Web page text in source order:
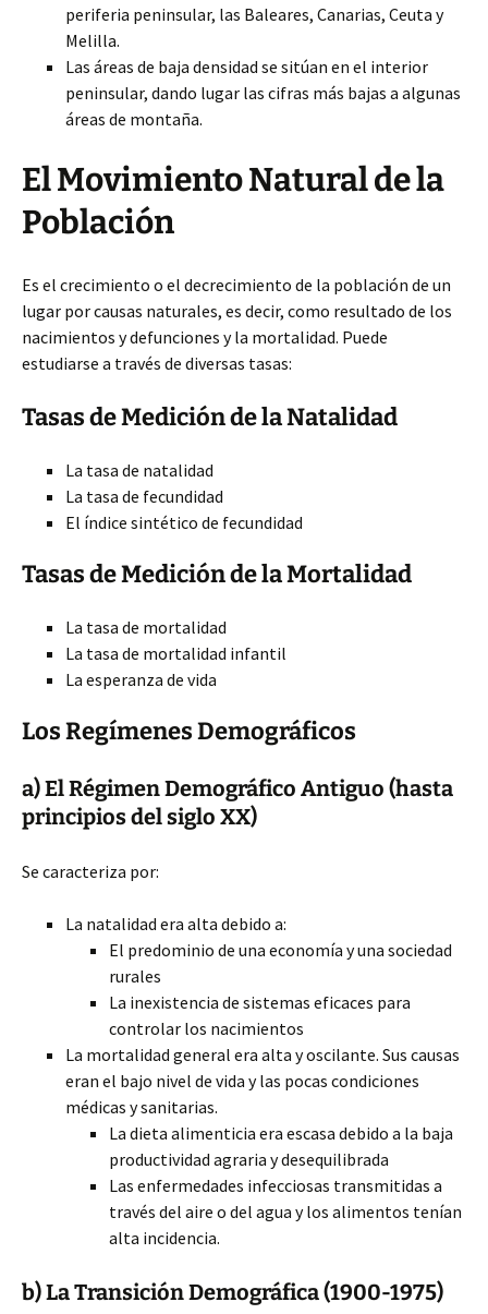
periferia peninsular, las Baleares, Canarias, Ceuta y
Melilla.
Las áreas de baja densidad se sitúan en el interior
peninsular, dando lugar las cifras más bajas a algunas
áreas de montaña.
El Movimiento Natural de la
Población
Es el crecimiento o el decrecimiento de la población de un
lugar por causas naturales, es decir, como resultado de los
nacimientos y defunciones y la mortalidad. Puede
estudiarse a través de diversas tasas:
Tasas de Medición de la Natalidad
La tasa de natalidad
La tasa de fecundidad
El índice sintético de fecundidad
Tasas de Medición de la Mortalidad
La tasa de mortalidad
La tasa de mortalidad infantil
La esperanza de vida
Los Regímenes Demográficos
a) El Régimen Demográfico Antiguo (hasta
principios del siglo XX)
Se caracteriza por:
La natalidad era alta debido a:
El predominio de una economía y una sociedad
rurales
La inexistencia de sistemas eficaces para
controlar los nacimientos
La mortalidad general era alta y oscilante. Sus causas
eran el bajo nivel de vida y las pocas condiciones
médicas y sanitarias.
La dieta alimenticia era escasa debido a la baja
productividad agraria y desequilibrada
Las enfermedades infecciosas transmitidas a
través del aire o del agua y los alimentos tenían
alta incidencia.
b) La Transición Demográfica (1900-1975)